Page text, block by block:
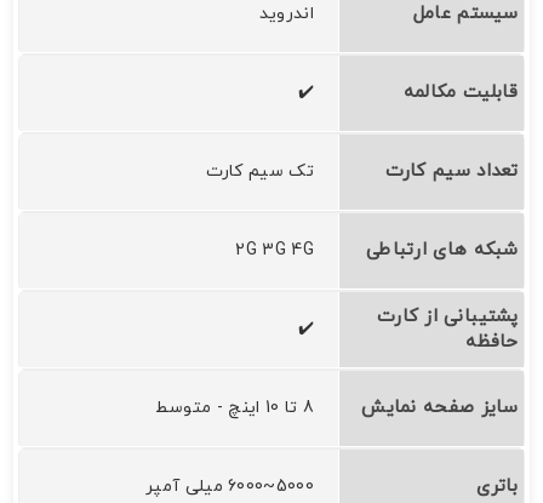
سیستم عامل اندروید
قابلیت مکالمه ✔️
تعداد سیم کارت تک سیم کارت
شبکه های ارتباطی 2G 3G 4G
پشتیبانی از کارت
حافظه
✔️
سایز صفحه نمایش 8 تا 10 اینچ - متوسط
باتری 5000~6000 میلی آمپر